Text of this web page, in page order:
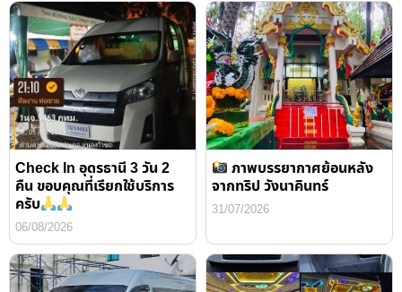
Check In อุดรธานี 3 วัน 2
คืน ขอบคุณที่เรียกใช้บริการ
ครับ
06/08/2026
ภาพบรรยากาศย้อนหลัง
จากทริป วังนาคินทร์
31/07/2026